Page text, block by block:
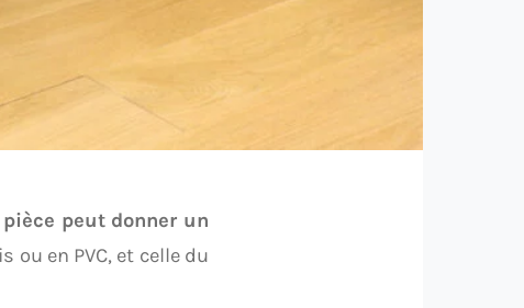
peut donner un
ou en PVC, et celle du